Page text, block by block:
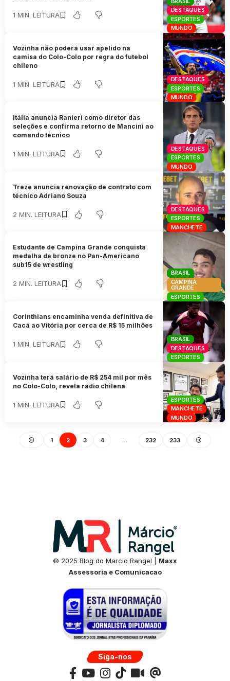
DESTAQUES
ESPORTES
MUNDO
1 MIN. LEITURA
DESTAQUES
ESPORTES
MUNDO
Vozinha não poderá usar apelido na
camisa do Colo-Colo por regra do futebol
chileno
1 MIN. LEITURA
DESTAQUES
ESPORTES
MUNDO
Itália anuncia Ranieri como diretor das
seleções e confirma retorno de Mancini ao
comando técnico
1 MIN. LEITURA
DESTAQUES
ESPORTES
MANCHETE
Treze anuncia renovação de contrato com
técnico Adriano Souza
2 MIN. LEITURA
BRASIL
CAMPINA
GRANDE
ESPORTES
Estudante de Campina Grande conquista
medalha de bronze no Pan-Americano
sub15 de wrestling
2 MIN. LEITURA
BRASIL
DESTAQUES
ESPORTES
Corinthians encaminha venda definitiva de
Cacá ao Vitória por cerca de R$ 15 milhões
1 MIN. LEITURA
ESPORTES
MANCHETE
MUNDO
Vozinha terá salário de R$ 254 mil por mês
no Colo-Colo, revela rádio chilena
1 MIN. LEITURA
1 2 3 4 232 233
© 2025 Blog do Marcio Rangel | Maxx
Assessoria e Comunicacao
Siga-nos